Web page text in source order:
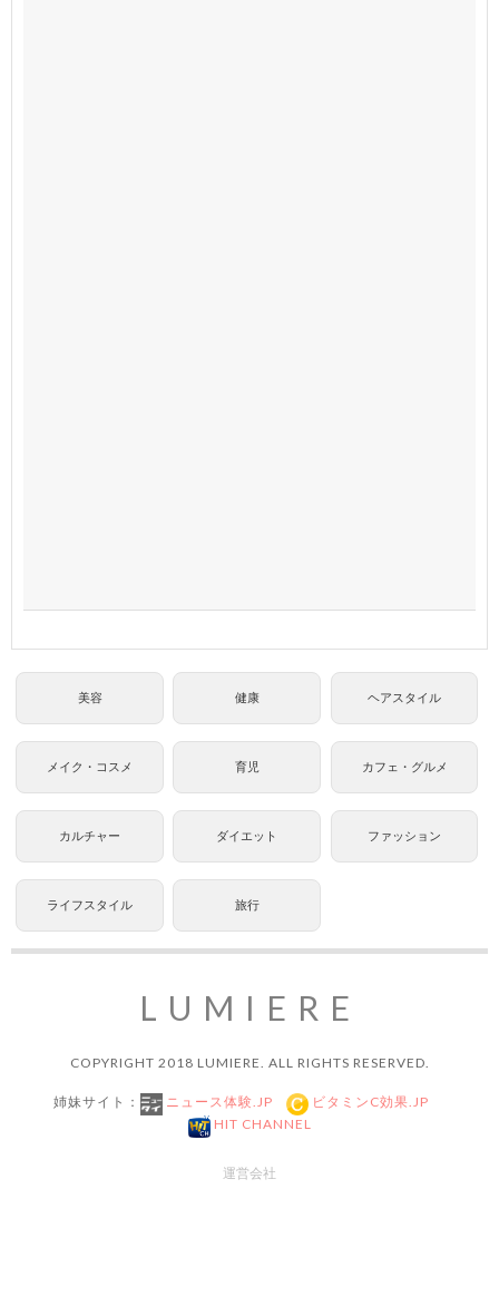
美容 健康 ヘアスタイル
メイク・コスメ 育児 カフェ・グルメ
カルチャー ダイエット ファッション
ライフスタイル 旅行
LUMIERE
COPYRIGHT 2018 LUMIERE. ALL RIGHTS RESERVED.
姉妹サイト： ニュース体験.JP
ビタミンC効果.JP
HIT CHANNEL
運営会社